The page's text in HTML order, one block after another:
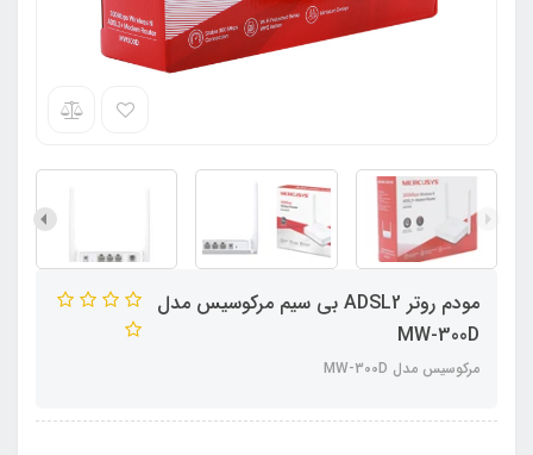
مودم روتر ADSL2 بی‌ سیم مرکوسیس مدل
MW-300D
مرکوسیس مدل MW-300D